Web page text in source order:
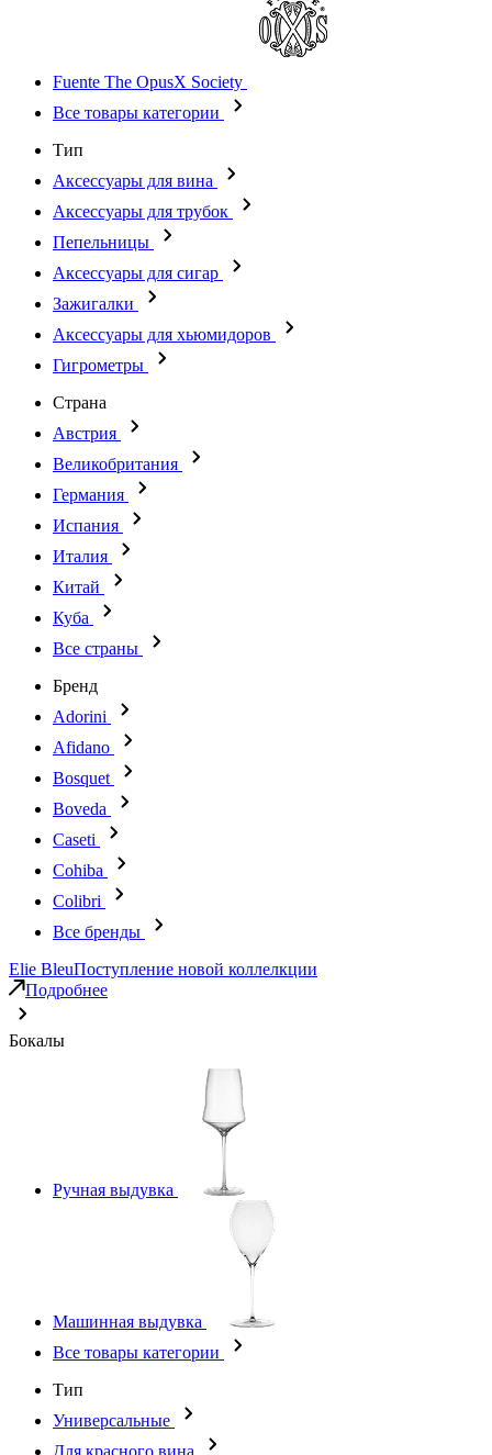
Fuente The OpusX Society
Все товары категории
Тип
Аксессуары для вина
Аксессуары для трубок
Пепельницы
Аксессуары для сигар
Зажигалки
Аксессуары для хьюмидоров
Гигрометры
Страна
Австрия
Великобритания
Германия
Испания
Италия
Китай
Куба
Все страны
Бренд
Adorini
Afidano
Bosquet
Boveda
Caseti
Cohiba
Colibri
Все бренды
Elie BleuПоступление новой коллелкции
Подробнее
Бокалы
Ручная выдувка
Машинная выдувка
Все товары категории
Тип
Универсальные
Для красного вина